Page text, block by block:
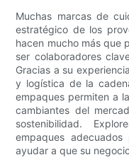
Muchas marcas de
estratégico de los
hacen mucho más que
ser colaboradores
Gracias a su
y logística de la
empaques permiten a
cambiantes del
sostenibilidad.
empaques
ayudar a que su